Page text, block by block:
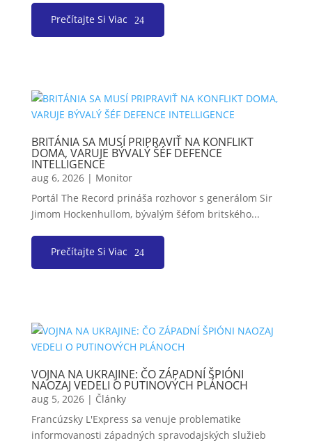
Prečítajte Si Viac
BRITÁNIA SA MUSÍ PRIPRAVIŤ NA KONFLIKT
DOMA, VARUJE BÝVALÝ ŠÉF DEFENCE
INTELLIGENCE
aug 6, 2026| Monitor
Portál The Record prináša rozhovor s generálom Sir
Jimom Hockenhullom, bývalým šéfom britského...
Prečítajte Si Viac
VOJNA NA UKRAJINE: ČO ZÁPADNÍ ŠPIÓNI
NAOZAJ VEDELI O PUTINOVÝCH PLÁNOCH
aug 5, 2026| Články
Francúzsky L'Express sa venuje problematike
informovanosti západných spravodajských služieb